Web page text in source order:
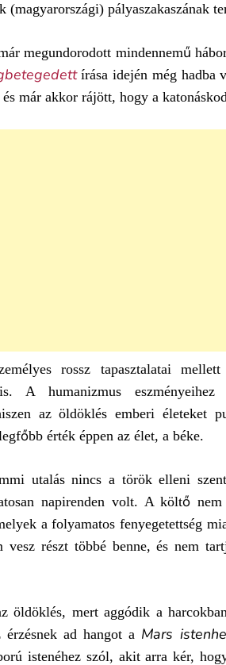
pályaszakaszának
megundorodott mindennemű
írása idején még
már akkor rájött, hogy a
rossz tapasztalatai
A humanizmus eszményeihez
az öldöklés emberi életeket
érték éppen az élet, a béke.
utalás nincs a török elleni
napirenden volt. A költő
a folyamatos fenyegetettség
részt többé benne, és nem
öldöklés, mert aggódik a
ad hangot a Mars
istenéhez szól, akit arra kér,